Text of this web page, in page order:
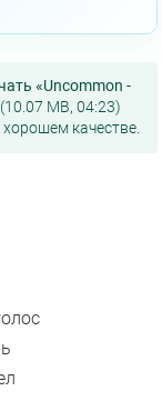
«Uncommon -
MB, 04:23)
качестве.